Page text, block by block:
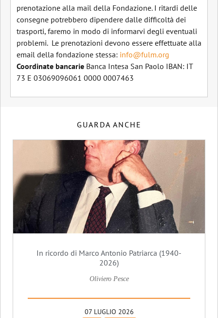
prenotazione alla mail della Fondazione. I ritardi delle
consegne potrebbero dipendere dalle difficoltà dei
trasporti, faremo in modo di informarvi degli eventuali
problemi. Le prenotazioni devono essere effettuate alla
email della fondazione stessa: info@fulm.org
Coordinate bancarie Banca Intesa San Paolo IBAN: IT
73 E 03069096061 0000 0007463
GUARDA ANCHE
In ricordo di Marco Antonio Patriarca (1940-
2026)
Oliviero Pesce
07 LUGLIO 2026